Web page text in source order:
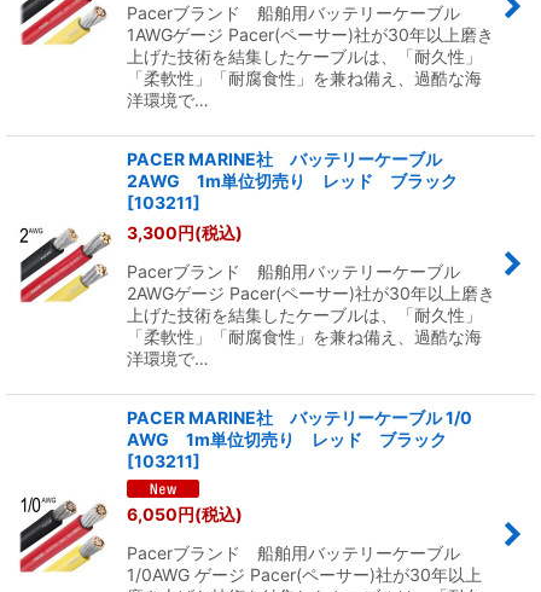
Pacerブランド 船舶用バッテリーケーブル
1AWGゲージ Pacer(ペーサー)社が30年以上磨き
上げた技術を結集したケーブルは、「耐久性」
「柔軟性」「耐腐食性」を兼ね備え、過酷な海
洋環境で…
PACER MARINE社 バッテリーケーブル
2AWG 1m単位切売り レッド ブラック
[103211]
3,300円(税込)
Pacerブランド 船舶用バッテリーケーブル
2AWGゲージ Pacer(ペーサー)社が30年以上磨き
上げた技術を結集したケーブルは、「耐久性」
「柔軟性」「耐腐食性」を兼ね備え、過酷な海
洋環境で…
PACER MARINE社 バッテリーケーブル 1/0
AWG 1m単位切売り レッド ブラック
[103211]
6,050円(税込)
Pacerブランド 船舶用バッテリーケーブル
1/0AWG ゲージ Pacer(ペーサー)社が30年以上